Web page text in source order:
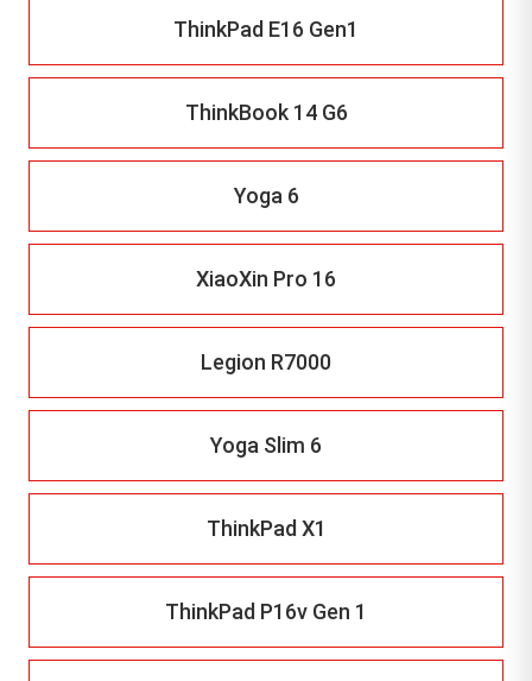
ThinkPad E16 Gen1
ThinkBook 14 G6
Yoga 6
XiaoXin Pro 16
Legion R7000
Yoga Slim 6
ThinkPad X1
ThinkPad P16v Gen 1